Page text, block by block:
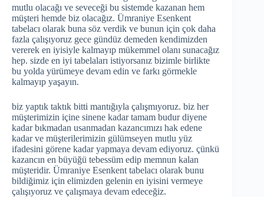
mutlu olacağı ve seveceği bu sistemde kazanan hem
müşteri hemde biz olacağız. Ümraniye Esenkent
tabelacı olarak buna söz verdik ve bunun için çok daha
fazla çalışıyoruz gece gündüz demeden kendimizden
vererek en iyisiyle kalmayıp mükemmel olanı sunacağız
hep. sizde en iyi tabelaları istiyorsanız bizimle birlikte
bu yolda yürümeye devam edin ve farkı görmekle
kalmayıp yaşayın.
biz yaptık taktık bitti mantığıyla çalışmıyoruz. biz her
müşterimizin içine sinene kadar tamam budur diyene
kadar bıkmadan usanmadan kazancımızı hak edene
kadar ve müşterilerimizin gülümseyen mutlu yüz
ifadesini görene kadar yapmaya devam ediyoruz. çünkü
kazancın en büyüğü tebessüm edip memnun kalan
müşteridir. Ümraniye Esenkent tabelacı olarak bunu
bildiğimiz için elimizden gelenin en iyisini vermeye
çalışıyoruz ve çalışmaya devam edeceğiz.